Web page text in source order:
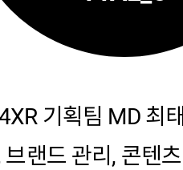
기획팀 MD 최
랜드 관리, 콘텐